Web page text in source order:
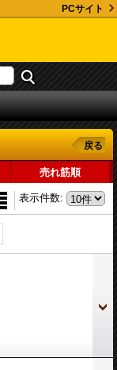
PCサイト
戻る
売れ筋順
表示件数: